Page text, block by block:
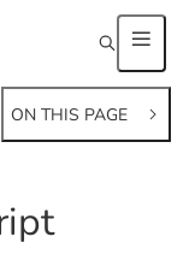
ON THIS PAGE